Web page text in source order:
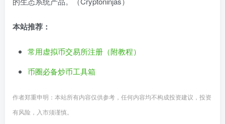
本站推荐：
常用虚拟币交易所注册（附教程）
币圈必备炒币工具箱
作者郑重申明：本站所有内容仅供参考，任何内容均不构成投资建议，投资
有风险，入市须谨慎。